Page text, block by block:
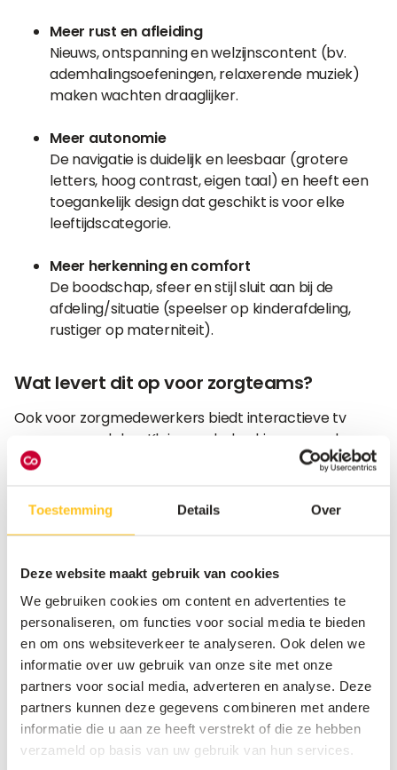
Toestemming Details Over
Deze website maakt gebruik van cookies
We gebruiken cookies om content en advertenties te
personaliseren, om functies voor social media te bieden
en om ons websiteverkeer te analyseren. Ook delen we
informatie over uw gebruik van onze site met onze
partners voor social media, adverteren en analyse. Deze
partners kunnen deze gegevens combineren met andere
informatie die u aan ze heeft verstrekt of die ze hebben
verzameld op basis van uw gebruik van hun services.
Meer rust en afleiding
Nieuws, ontspanning en welzijnscontent (bv.
ademhalingsoefeningen, relaxerende muziek)
maken wachten draaglijker.
Meer autonomie
De navigatie is duidelijk en leesbaar (grotere
letters, hoog contrast, eigen taal) en heeft een
toegankelijk design dat geschikt is voor elke
leeftijdscategorie.
Meer herkenning en comfort
De boodschap, sfeer en stijl sluit aan bij de
afdeling/situatie (speelser op kinderafdeling,
rustiger op materniteit).
Wat levert dit op voor zorgteams?
Ook voor zorgmedewerkers biedt interactieve tv
enorme voordelen. Kleine onderbrekingen worden
vermeden: vragen zoals
“Wat is het menu?”of
beantwoord via het scherm en storingen hoeven niet
langer altijd een fysiek bezoek in te houden.
Informatie kan tegelijk naar meerdere schermen
Via een centraal dashboard is er steeds overzicht:
welke toestellen zijn in gebruik, waar is er een storing,
wat kan onmiddellijk op afstand worden opgelost?
Het resultaat: minder loopwerk, minder improvisatie
en meer controle. Ad-hoc vragen op de gang nemen
af, storingen worden sneller verholpen en
piekmomenten zoals opnames of bezoekuren